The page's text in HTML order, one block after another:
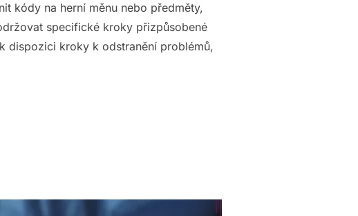
kódy na herní měnu nebo předměty,
specifické kroky přizpůsobené
dispozici kroky k odstranění problémů,